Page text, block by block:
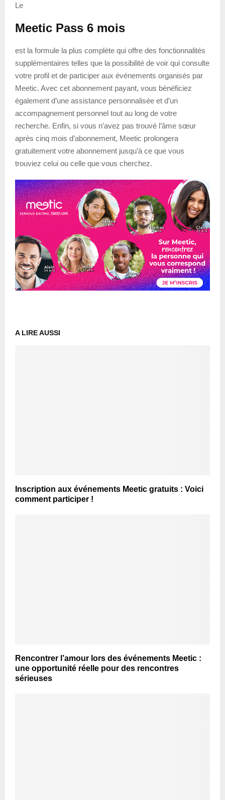
Le
Meetic Pass 6 mois
est la formule la plus complète qui offre des fonctionnalités
supplémentaires telles que la possibilité de voir qui consulte
votre profil et de participer aux événements organisés par
Meetic. Avec cet abonnement payant, vous bénéficiez
également d’une assistance personnalisée et d’un
accompagnement personnel tout au long de votre
recherche. Enfin, si vous n’avez pas trouvé l’âme sœur
après cinq mois d’abonnement, Meetic prolongera
gratuitement votre abonnement jusqu’à ce que vous
trouviez celui ou celle que vous cherchez.
A LIRE AUSSI
Inscription aux événements Meetic gratuits : Voici
comment participer !
Rencontrer l’amour lors des événements Meetic :
une opportunité réelle pour des rencontres
sérieuses